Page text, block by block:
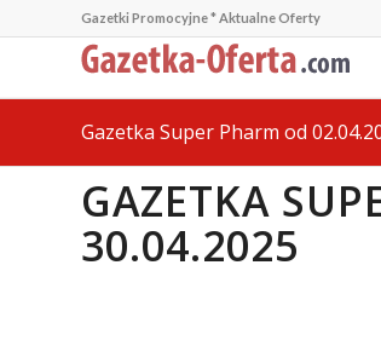
Gazetki Promocyjne * Aktualne Oferty
Gazetka Super Pharm od
GAZETKA
30.04.2025